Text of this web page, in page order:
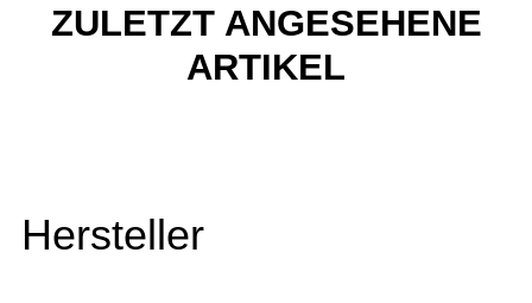
ZULETZT ANGESEHENE
ARTIKEL
Hersteller